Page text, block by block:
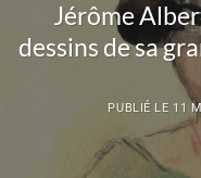
Jérôme
dessins de sa
PUBLIÉ LE 11